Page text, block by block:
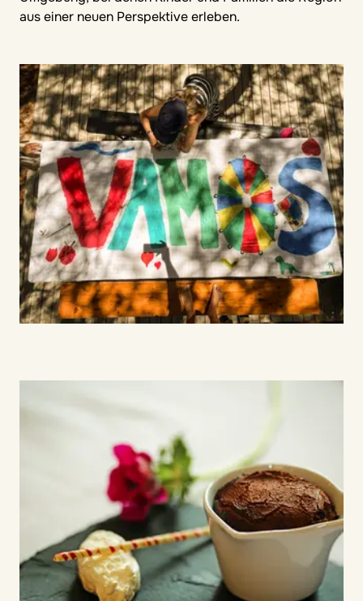
aus einer neuen Perspektive erleben.